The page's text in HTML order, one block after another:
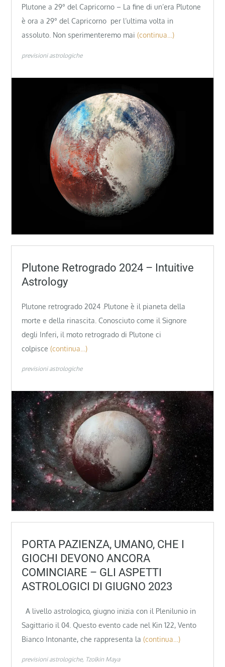
Plutone a 29° del Capricorno – La fine di un’era Plutone
è ora a 29° del Capricorno per l’ultima volta in
assoluto. Non sperimenteremo mai (continua…)
previsioni astrologiche
Plutone Retrogrado 2024 – Intuitive
Astrology
Plutone retrogrado 2024 .Plutone è il pianeta della
morte e della rinascita. Conosciuto come il Signore
degli Inferi, il moto retrogrado di Plutone ci
colpisce (continua…)
previsioni astrologiche
PORTA PAZIENZA, UMANO, CHE I
GIOCHI DEVONO ANCORA
COMINCIARE – GLI ASPETTI
ASTROLOGICI DI GIUGNO 2023
A livello astrologico, giugno inizia con il Plenilunio in
Sagittario il 04. Questo evento cade nel Kin 122, Vento
Bianco Intonante, che rappresenta la (continua…)
previsioni astrologiche Tzolkin Maya